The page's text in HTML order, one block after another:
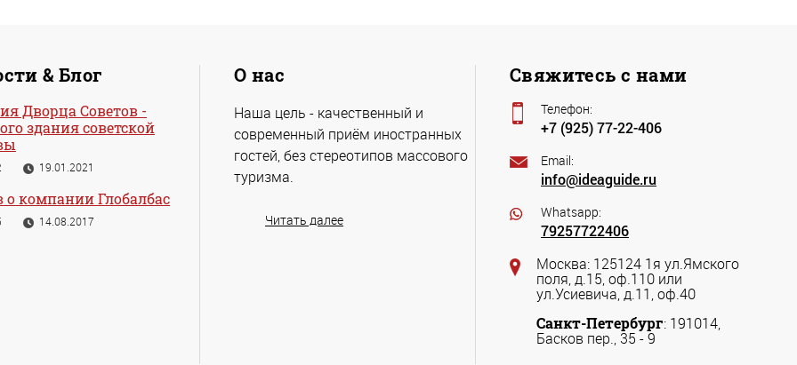
& Блог
Дворца Советов -
здания советской
19.01.2021
о компании Глобалбас
14.08.2017
О нас
Наша цель - качественный и
современный приём иностранных
гостей, без стереотипов массового
туризма.
Читать далее
Свяжитесь с нами
Телефон:
+7 (925) 77-22-406
Email:
info@ideaguide.ru
Whatsapp:
79257722406
Москва: 125124 1я ул.Ямского
поля, д.15, оф.110 или
ул.Усиевича, д.11, оф.40
Санкт-Петербург: 191014,
Басков пер., 35 - 9